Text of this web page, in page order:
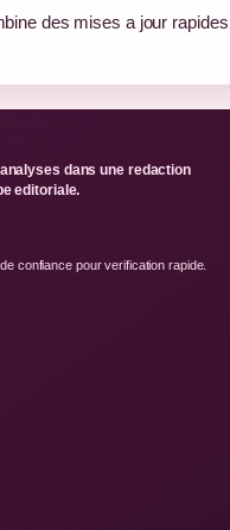
des mises a jour
dans une redaction
editoriale.
confiance pour verification rapide.